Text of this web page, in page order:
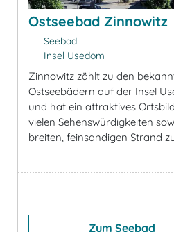
Ostseebad Zinnowitz
Seebad
Insel Usedom
Zinnowitz zählt zu den
Ostseebädern auf der Insel
und hat ein attraktives
vielen Sehenswürdigkeiten
breiten, feinsandigen Strand
Zum Seebad